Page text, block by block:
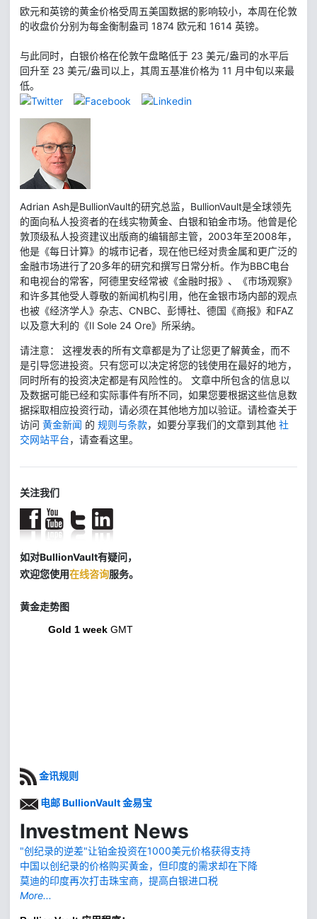
欧元和英镑的黄金价格受周五美国数据的影响较小，本周在伦敦
的收盘价分别为每金衡制盎司 1874 欧元和 1614 英镑。
与此同时，白银价格在伦敦午盘略低于 23 美元/盎司的水平后
回升至 23 美元/盎司以上，其周五基准价格为 11 月中旬以来最
低。
Adrian Ash是BullionVault的研究总监，BullionVault是全球领先
的面向私人投资者的在线实物黄金、白银和铂金市场。他曾是伦
敦顶级私人投资建议出版商的编辑部主管，2003年至2008年，
他是《每日计算》的城市记者，现在他已经对贵金属和更广泛的
金融市场进行了20多年的研究和撰写日常分析。作为BBC电台
和电视台的常客，阿德里安经常被《金融时报》、《市场观察》
和许多其他受人尊敬的新闻机构引用，他在金银市场内部的观点
也被《经济学人》杂志、CNBC、彭博社、德国《商报》和FAZ
以及意大利的《Il Sole 24 Ore》所采纳。
请注意： 这裡发表的所有文章都是为了让您更了解黄金，而不
是引导您进投资。只有您可以决定将您的钱使用在最好的地方，
同时所有的投资决定都是有风险性的。 文章中所包含的信息以
及数据可能已经和实际事件有所不同，如果您要根据这些信息数
据採取相应投资行动，请必须在其他地方加以验证。请检查关于
访问 黄金新闻 的 规则与条款，如要分享我们的文章到其他 社
交网站平台，请查看这里。
关注我们
如对BullionVault有疑问，
欢迎您使用在线咨询服务。
黄金走势图
Gold 1 week GMT
金讯规则
电邮 BullionVault 金易宝
Investment News
"创纪录的逆差"让铂金投资在1000美元价格获得支持
中国以创纪录的价格购买黄金，但印度的需求却在下降
莫迪的印度再次打击珠宝商，提高白银进口税
More...